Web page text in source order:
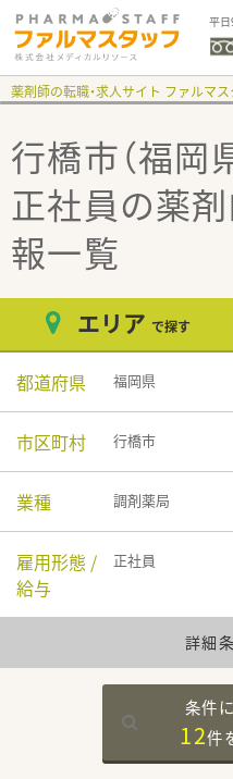
平日
薬剤師の転職・求人サイト ファルマ
行橋市（福岡
正社員の薬
報一覧
エリア で探す
都道府県 福岡県
市区町村 行橋市
業種 調剤薬局
雇用形態 /
給与
正社員
詳細
条件
12件